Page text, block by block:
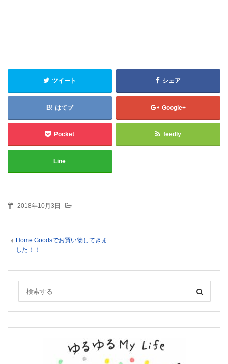
ツイート シェア
はてブ Google+
Pocket feedly
Line
2018年10月3日
Home Goodsでお買い物してきま
した！！